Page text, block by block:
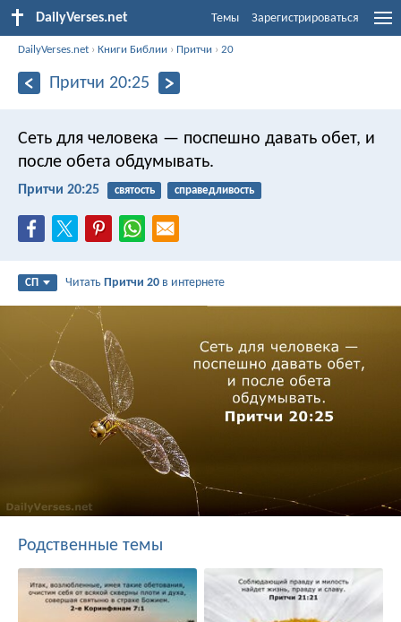
DailyVerses.net Темы Зарегистрироваться
DailyVerses.net ›Книги Библии › Притчи ›20
Притчи 20:25
Сеть для человека — поспешно давать обет, и
после обета обдумывать.
Притчи 20:25 святость справедливость
СП ЧитатьПритчи 20 в интернете
Родственные темы